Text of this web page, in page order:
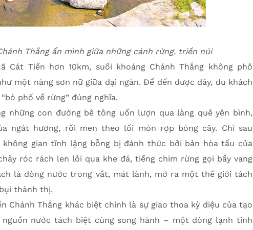
Thắng ẩn mình giữa những cánh rừng, triền núi
Cát Tiến hơn 10km, suối khoáng Chánh Thắng không phô
một nàng sơn nữ giữa đại ngàn. Để đến được đây, du khách
phố về rừng” đúng nghĩa.
những con đường bê tông uốn lượn qua làng quê yên bình,
ngát hương, rồi men theo lối mòn rợp bóng cây. Chỉ sau
không gian tĩnh lặng bỗng bị đánh thức bởi bản hòa tấu của
róc rách len lỏi qua khe đá, tiếng chim rừng gọi bầy vang
là dòng nước trong vắt, mát lành, mở ra một thế giới tách
thành thị.
Chánh Thắng khác biệt chính là sự giao thoa kỳ diệu của tạo
nước tách biệt cùng song hành – một dòng lạnh tinh